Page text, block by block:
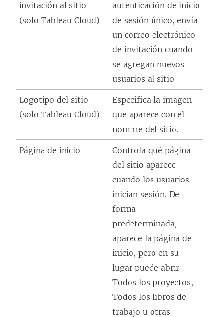
b
e
u
n
a
v
a
a
e
a
)
invitación al sitio
(solo Tableau Cloud)
autenticación de inicio
de sesión único, envía
un correo electrónico
de invitación cuando
se agregan nuevos
usuarios al sitio.
Logotipo del sitio
(solo Tableau Cloud)
Especifica la imagen
que aparece con el
nombre del sitio.
Página de inicio
Controla qué página
del sitio aparece
cuando los usuarios
inician sesión. De
forma
predeterminada,
aparece la página de
inicio, pero en su
lugar puede abrir
Todos los proyectos,
Todos los libros de
trabajo u otras